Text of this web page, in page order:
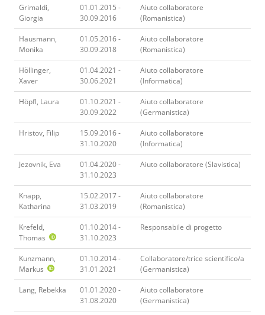
Grimaldi,
Giorgia
01.01.2015 -
30.09.2016
Aiuto collaboratore
(Romanistica)
Hausmann,
Monika
01.05.2016 -
30.09.2018
Aiuto collaboratore
(Romanistica)
Höllinger,
Xaver
01.04.2021 -
30.06.2021
Aiuto collaboratore
(Informatica)
Höpfl, Laura
01.10.2021 -
30.09.2022
Aiuto collaboratore
(Germanistica)
Hristov, Filip
15.09.2016 -
31.10.2020
Aiuto collaboratore
(Informatica)
Jezovnik, Eva
01.04.2020 -
31.10.2023
Aiuto collaboratore (Slavistica)
Knapp,
Katharina
15.02.2017 -
31.03.2019
Aiuto collaboratore
(Romanistica)
Krefeld,
Thomas
01.10.2014 -
31.10.2023
Responsabile di progetto
Kunzmann,
Markus
01.10.2014 -
31.01.2021
Collaboratore/trice scientifico/a
(Germanistica)
Lang, Rebekka
01.01.2020 -
31.08.2020
Aiuto collaboratore
(Germanistica)